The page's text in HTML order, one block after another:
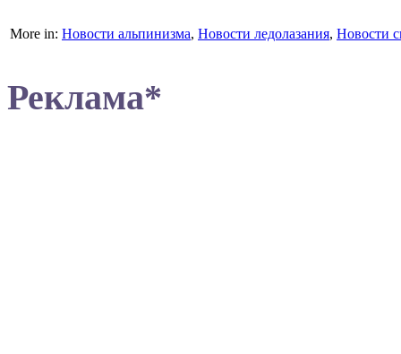
More in: Новости альпинизма, Новости ледолазания, Новости
Реклама*